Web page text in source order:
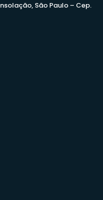
São Paulo – Cep.